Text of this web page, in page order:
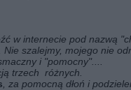
w internecie pod nazwą
szalejmy, mojego nie
i "pomocny"....
trzech różnych.
, za pomocną dłoń i